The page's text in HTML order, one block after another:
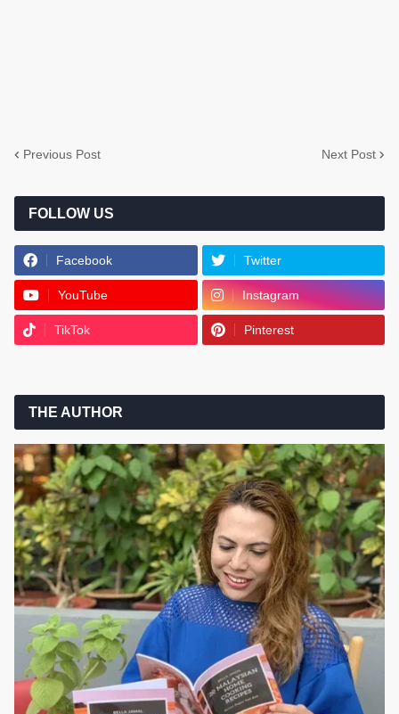
Previous Post Next Post
FOLLOW US
Facebook Twitter
YouTube Instagram
TikTok Pinterest
THE AUTHOR